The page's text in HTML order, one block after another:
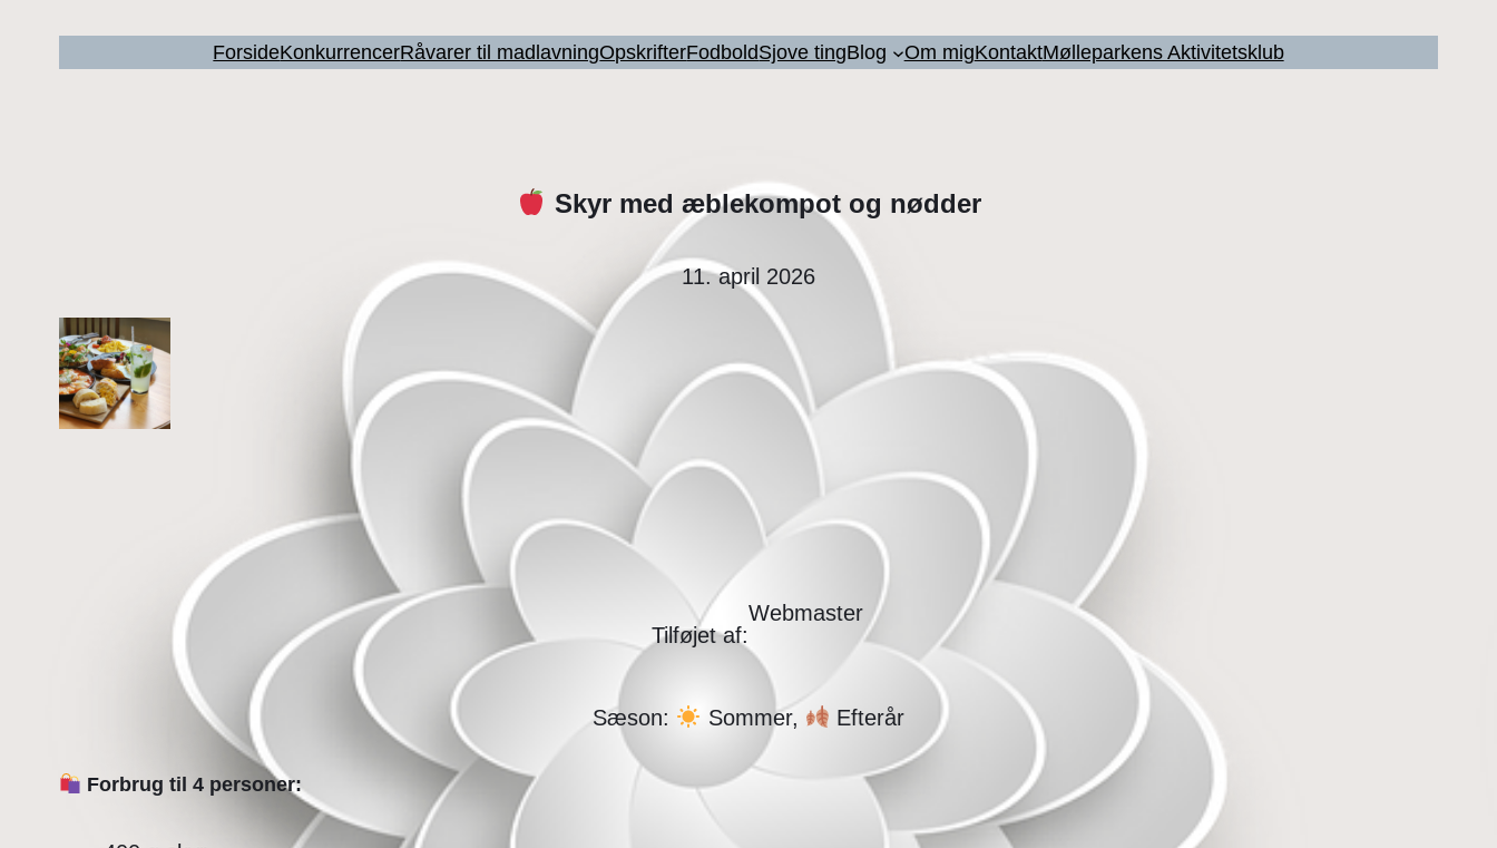
ForsideKonkurrencerRåvarer til madlavningOpskrifterFodboldSjove tingBlog Om migKontaktMølleparkens Aktivitetsklub
Skyr med æblekompot og nødder
11. april 2026
Tilføjet af:
Webmaster
Sæson: Sommer, Efterår
Forbrug til 4 personer: